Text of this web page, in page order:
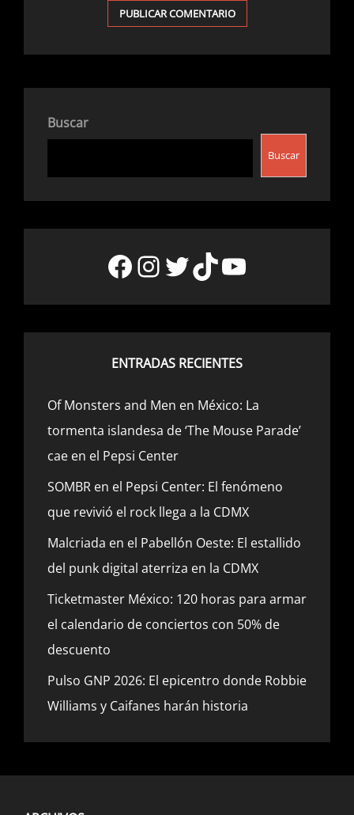
Buscar
Buscar
Facebook
Instagram
Twitter
TikTok
YouTube
ENTRADAS RECIENTES
Of Monsters and Men en México: La
tormenta islandesa de ‘The Mouse Parade’
cae en el Pepsi Center
SOMBR en el Pepsi Center: El fenómeno
que revivió el rock llega a la CDMX
Malcriada en el Pabellón Oeste: El estallido
del punk digital aterriza en la CDMX
Ticketmaster México: 120 horas para armar
el calendario de conciertos con 50% de
descuento
Pulso GNP 2026: El epicentro donde Robbie
Williams y Caifanes harán historia